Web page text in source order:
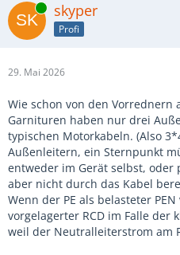
Online skyper
Profi
29. Mai 2026
Wie schon von den Vorrednern
Garnituren haben nur drei
typischen Motorkabeln. (Also
Außenleitern, ein Sternpunkt
entweder im Gerät selbst,
aber nicht durch das Kabel
Wenn der PE als belasteter
vorgelagerter RCD im Falle der
weil der Neutralleiterstrom am